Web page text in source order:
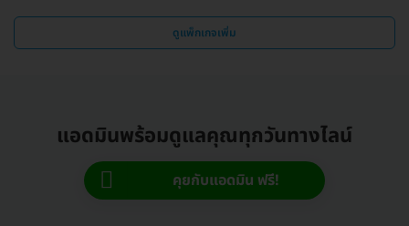
ดูแพ็กเกจเพิ่ม
แอดมินพร้อมดูแลคุณทุกวันทางไลน์
คุยกับแอดมิน ฟรี!